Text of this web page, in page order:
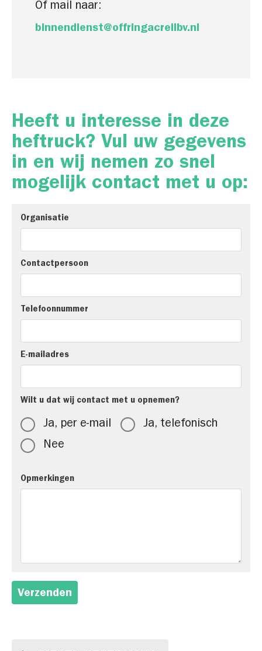
Of mail naar:
binnendienst@offringacreilbv.nl
Heeft u interesse in deze
heftruck? Vul uw gegevens
in en wij nemen zo snel
mogelijk contact met u op:
Organisatie
Contactpersoon
Telefoonnummer
E-mailadres
Wilt u dat wij contact met u opnemen?
Ja, per e-mail
Ja, telefonisch
Nee
Opmerkingen
Verzenden